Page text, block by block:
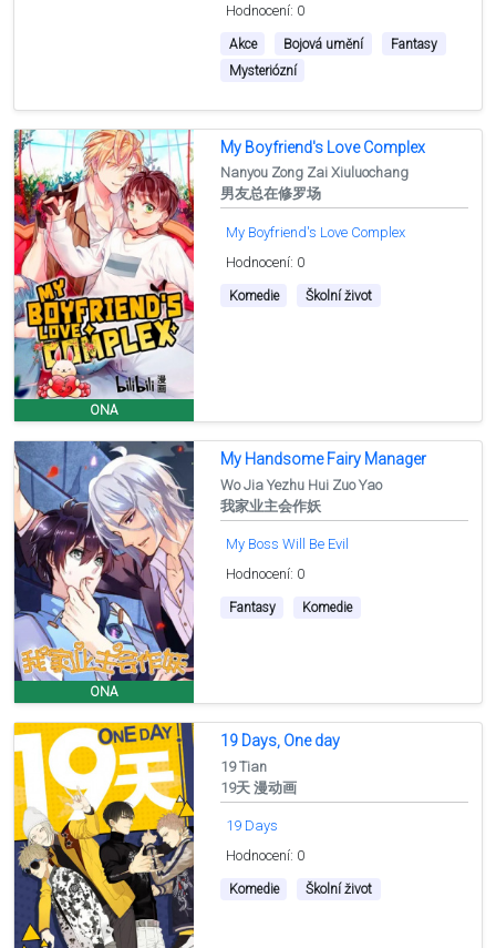
Hodnocení: 0
Akce Bojová umění
Fantasy
Mysteriózní
ONA
My Boyfriend's Love Complex
Nanyou Zong Zai Xiuluochang
男友总在修罗场
My Boyfriend's Love Complex
Hodnocení: 0
Komedie Školní život
ONA
My Handsome Fairy Manager
Wo Jia Yezhu Hui Zuo Yao
我家业主会作妖
My Boss Will Be Evil
Hodnocení: 0
Fantasy Komedie
19 Days, One day
19 Tian
19天 漫动画
19 Days
Hodnocení: 0
Komedie Školní život